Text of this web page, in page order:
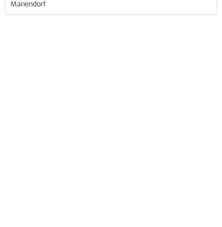
Mariendorf